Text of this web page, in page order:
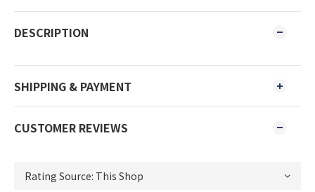
DESCRIPTION
SHIPPING & PAYMENT
CUSTOMER REVIEWS